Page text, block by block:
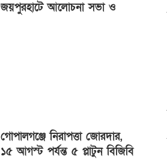
জয়পুরহাটে আলোচনা সভা ও
গোপালগঞ্জে নিরাপত্তা জোরদার,
১৫ আগস্ট পর্যন্ত ৫ প্লাটুন বিজিবি